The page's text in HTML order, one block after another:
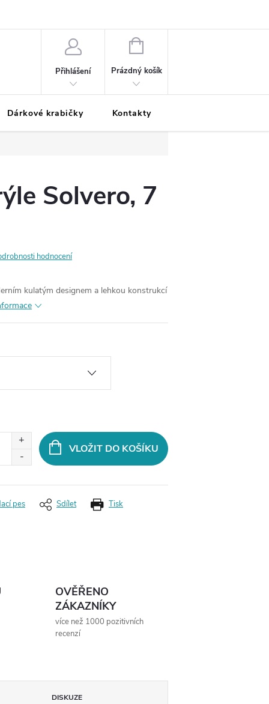
Přihlášení
NÁKUPNÍ
Prázdný košík
Dárkové krabičky Kontakty
Solvero, 7
hodnocení
kulatým designem a lehkou konstrukcí
VLOŽIT DO KOŠÍKU
Tisk
pes Sdílet
OVĚŘENO
ZÁKAZNÍKY
více než 1000 pozitivních
recenzí
DISKUZE